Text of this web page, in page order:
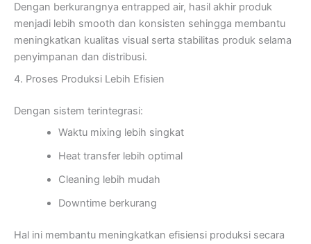
Dengan berkurangnya entrapped air, hasil akhir produk
menjadi lebih smooth dan konsisten sehingga membantu
meningkatkan kualitas visual serta stabilitas produk selama
penyimpanan dan distribusi.
4. Proses Produksi Lebih Efisien
Dengan sistem terintegrasi:
Waktu mixing lebih singkat
Heat transfer lebih optimal
Cleaning lebih mudah
Downtime berkurang
Hal ini membantu meningkatkan efisiensi produksi secara